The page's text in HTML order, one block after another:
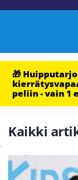
🎁
peliin - vain 1
Kaikki